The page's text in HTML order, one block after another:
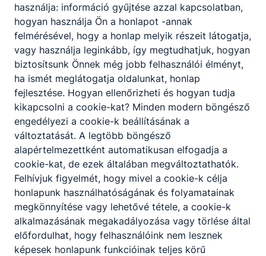
Nyári ügyeleti napok szerdánként
Az alábbi napokon várjuk azon diákokat,
akiknek beiratkozással, átiratkozással
kapcsolatos iskolai ügyet kell intéznie,
valamint az iskolalátogatási igazolás
kiállítása szükséges.
2026. jún. 28.
Kiss Péter
használja: információ gyűjtése azzal kapcsolatban,
hogyan használja Ön a honlapot -annak
felmérésével, hogy a honlap melyik részeit látogatja,
vagy használja leginkább, így megtudhatjuk, hogyan
biztosítsunk Önnek még jobb felhasználói élményt,
ha ismét meglátogatja oldalunkat, honlap
fejlesztése. Hogyan ellenőrizheti és hogyan tudja
kikapcsolni a cookie-kat? Minden modern böngésző
engedélyezi a cookie-k beállításának a
változtatását. A legtöbb böngésző
alapértelmezettként automatikusan elfogadja a
cookie-kat, de ezek általában megváltoztathatók.
Felhívjuk figyelmét, hogy mivel a cookie-k célja
honlapunk használhatóságának és folyamatainak
megkönnyítése vagy lehetővé tétele, a cookie-k
alkalmazásának megakadályozása vagy törlése által
előfordulhat, hogy felhasználóink nem lesznek
képesek honlapunk funkcióinak teljes körű